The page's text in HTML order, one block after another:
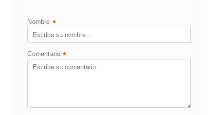
Nombre *
Comentario *